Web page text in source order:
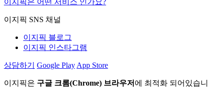
이지픽은 어떤 서비스 인가요?
이지픽 SNS 채널
이지픽 블로그
이지픽 인스타그램
상담하기 Google Play App Store
이지픽은 구글 크롬(Chrome) 브라우저 에 최적화 되어있습니